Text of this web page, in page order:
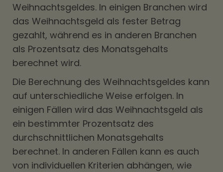
Weihnachtsgeldes. In einigen Branchen wird
das Weihnachtsgeld als fester Betrag
gezahlt, während es in anderen Branchen
als Prozentsatz des Monatsgehalts
berechnet wird.
Die Berechnung des Weihnachtsgeldes kann
auf unterschiedliche Weise erfolgen. In
einigen Fällen wird das Weihnachtsgeld als
ein bestimmter Prozentsatz des
durchschnittlichen Monatsgehalts
berechnet. In anderen Fällen kann es auch
von individuellen Kriterien abhängen, wie